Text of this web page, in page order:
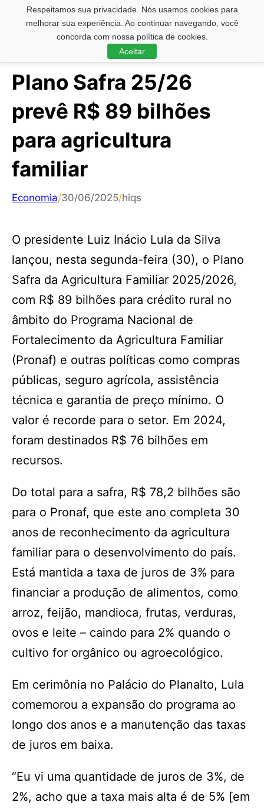
Respeitamos sua privacidade. Nós usamos cookies para
melhorar sua experiência. Ao continuar navegando, você
concorda com nossa política de cookies.
Aceitar
Pesquisar ...
Plano Safra 25/26
prevê R$ 89 bilhões
para agricultura
familiar
Economia/30/06/2025/hiqs
O presidente Luiz Inácio Lula da Silva
lançou, nesta segunda-feira (30), o Plano
Safra da Agricultura Familiar 2025/2026,
com R$ 89 bilhões para crédito rural no
âmbito do Programa Nacional de
Fortalecimento da Agricultura Familiar
(Pronaf) e outras políticas como compras
públicas, seguro agrícola, assistência
técnica e garantia de preço mínimo. O
valor é recorde para o setor. Em 2024,
foram destinados R$ 76 bilhões em
recursos.
Do total para a safra, R$ 78,2 bilhões são
para o Pronaf, que este ano completa 30
anos de reconhecimento da agricultura
familiar para o desenvolvimento do país.
Está mantida a taxa de juros de 3% para
financiar a produção de alimentos, como
arroz, feijão, mandioca, frutas, verduras,
ovos e leite – caindo para 2% quando o
cultivo for orgânico ou agroecológico.
Em cerimônia no Palácio do Planalto, Lula
comemorou a expansão do programa ao
longo dos anos e a manutenção das taxas
de juros em baixa.
“Eu vi uma quantidade de juros de 3%, de
2%, acho que a taxa mais alta é de 5% [em